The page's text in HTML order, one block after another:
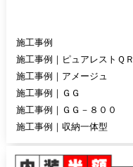
施工事例
施工事例｜ピュアレストＱＲ
施工事例｜アメージュ
施工事例｜ＧＧ
施工事例｜ＧＧ－８００
施工事例｜収納一体型